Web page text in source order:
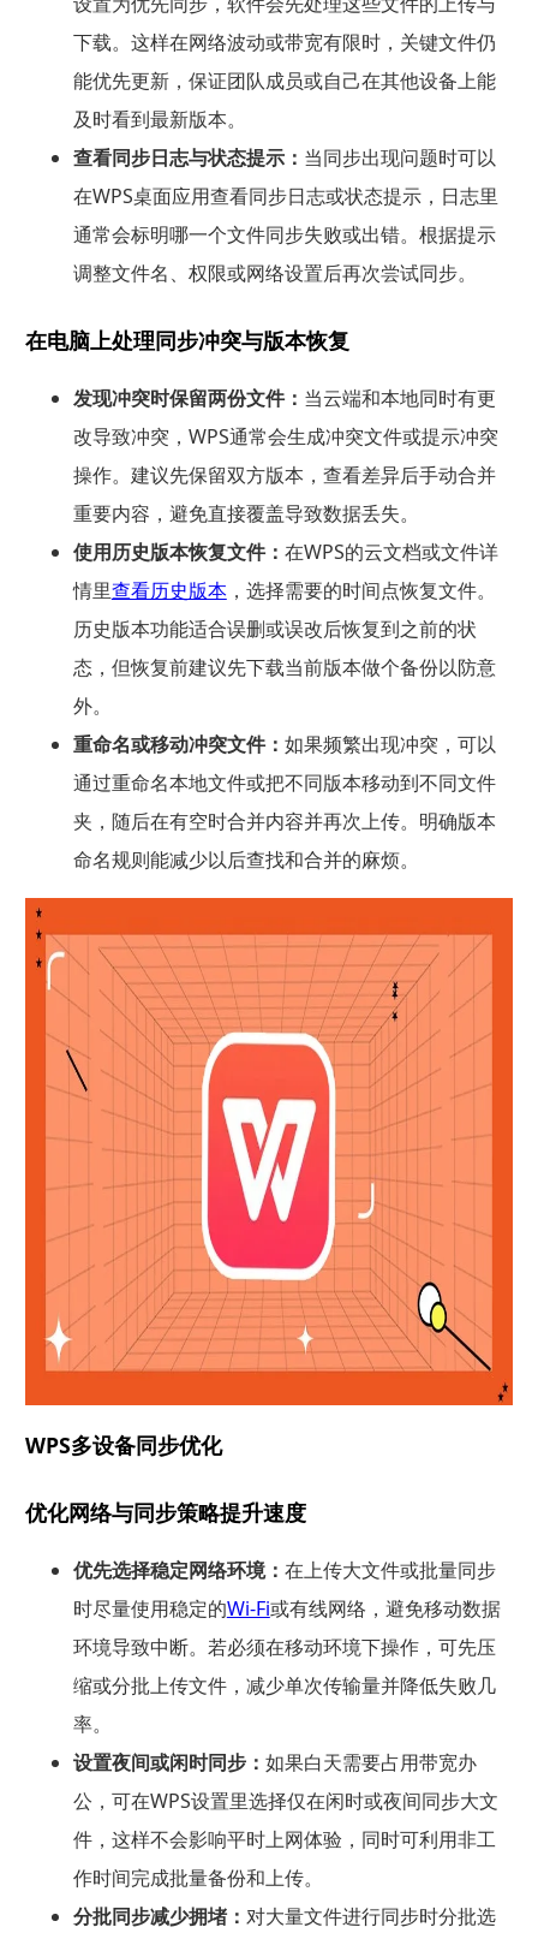
下载。这样在网络波动或带宽有限时，关键文件仍
能优先更新，保证团队成员或自己在其他设备上能
及时看到最新版本。
查看同步日志与状态提示： 当同步出现问题时可以
在WPS桌面应用查看同步日志或状态提示，日志里
通常会标明哪一个文件同步失败或出错。根据提示
调整文件名、权限或网络设置后再次尝试同步。
在电脑上处理同步冲突与版本恢复
发现冲突时保留两份文件： 当云端和本地同时有更
改导致冲突，WPS通常会生成冲突文件或提示冲突
操作。建议先保留双方版本，查看差异后手动合并
重要内容，避免直接覆盖导致数据丢失。
使用历史版本恢复文件： 在WPS的云文档或文件详
情里查看历史版本，选择需要的时间点恢复文件。
历史版本功能适合误删或误改后恢复到之前的状
态，但恢复前建议先下载当前版本做个备份以防意
外。
重命名或移动冲突文件： 如果频繁出现冲突，可以
通过重命名本地文件或把不同版本移动到不同文件
夹，随后在有空时合并内容并再次上传。明确版本
命名规则能减少以后查找和合并的麻烦。
WPS多设备同步优化
优化网络与同步策略提升速度
优先选择稳定网络环境： 在上传大文件或批量同步
时尽量使用稳定的Wi‑Fi或有线网络，避免移动数据
环境导致中断。若必须在移动环境下操作，可先压
缩或分批上传文件，减少单次传输量并降低失败几
率。
设置夜间或闲时同步： 如果白天需要占用带宽办
公，可在WPS设置里选择仅在闲时或夜间同步大文
件，这样不会影响平时上网体验，同时可利用非工
作时间完成批量备份和上传。
分批同步减少拥堵： 对大量文件进行同步时分批选